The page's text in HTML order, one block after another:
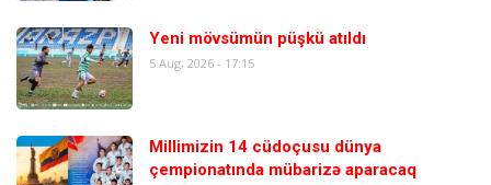
Yeni mövsümün püşkü atıldı
5 Aug, 2026 - 17:15
Millimizin 14 cüdoçusu dünya
çempionatında mübarizə aparacaq